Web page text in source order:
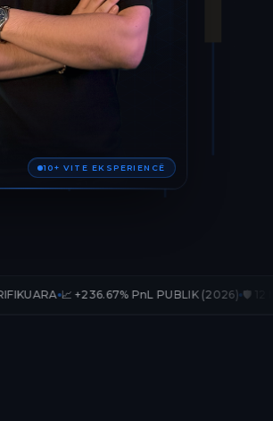
10+ VITE EKSPERIENCË
PnL PUBLIK (2026) 🛡️ 12 MUAJ AKSES